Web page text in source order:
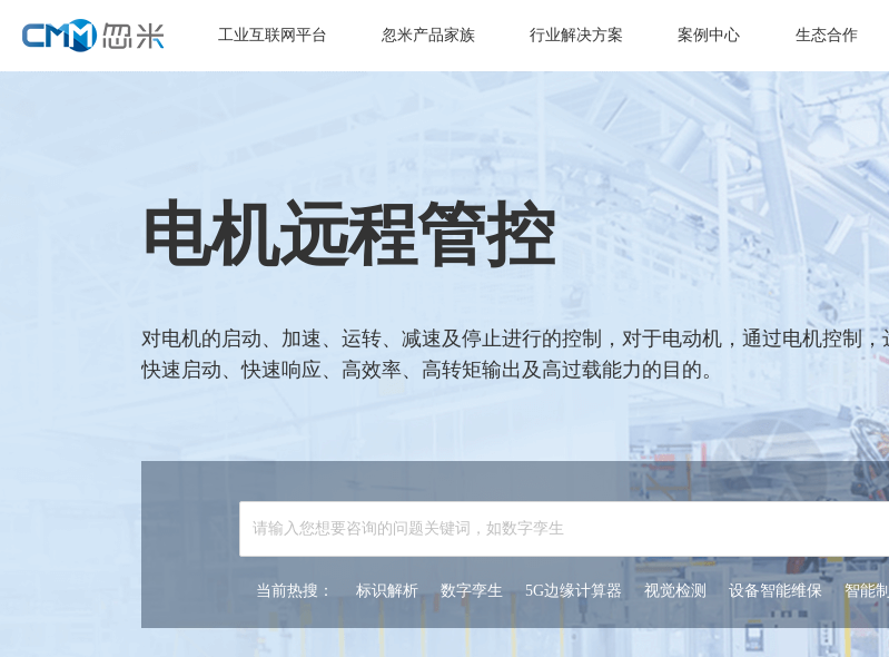
工业互联网平台 忽米产品家族 行业解决方案 案例中心 生态合作
电机远程管控
对电机的启动、加速、运转、减速及停止进行的控制，对于电动机，通过电机控制，
快速启动、快速响应、高效率、高转矩输出及高过载能力的目的。
当前热搜： 标识解析 数字孪生 5G边缘计算器 视觉检测 设备智能维保 智能